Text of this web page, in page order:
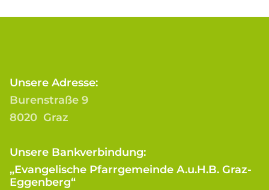
Unsere Adresse:
Burenstraße 9
8020 Graz
Unsere Bankverbindung:
„Evangelische Pfarrgemeinde A.u.H.B. Graz-
Eggenberg“